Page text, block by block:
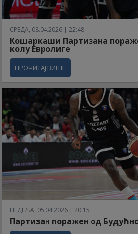
СРЕДА, 08.04.2026 | 22:48
Кошаркаши Партизана
колу Евролиге
ПРОЧИТАЈ ВИШЕ
НЕДЕЉА, 05.04.2026 | 20:15
Партизан поражен од